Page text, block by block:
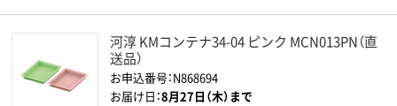
河淳 KMコンテナ34-04 ピンク MCN013PN（直
送品）
お申込番号：N868694
お届け日：8月27日（木）まで